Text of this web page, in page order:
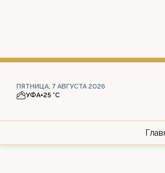
ПЯТНИЦА, 7 АВГУСТА 2026
УФА+25 °С